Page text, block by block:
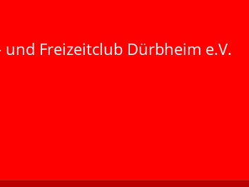
Freizeitclub Dürbheim e.V.